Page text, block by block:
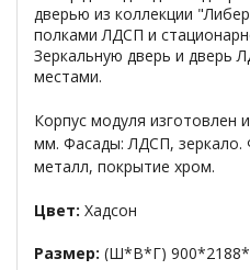
дверью из коллекции
полками ЛДСП и
Зеркальную дверь и дверь
местами.
Корпус модуля изготовлен
мм. Фасады: ЛДСП, зеркало.
металл, покрытие хром.
Цвет: Хадсон
Размер: (Ш*В*Г)